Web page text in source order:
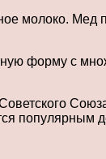
молоко. Мед
форму с
популярным